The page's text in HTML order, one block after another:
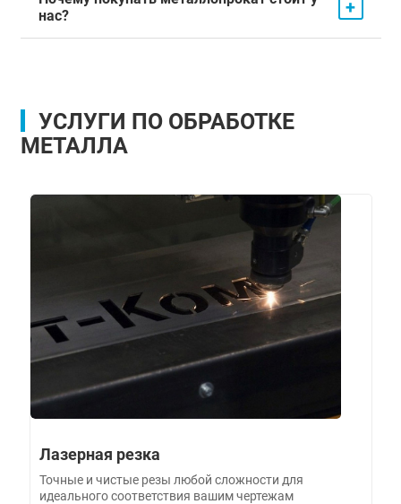
нас?
+
УСЛУГИ ПО ОБРАБОТКЕ
МЕТАЛЛА
Лазерная резка
Точные и чистые резы любой сложности для
идеального соответствия вашим чертежам